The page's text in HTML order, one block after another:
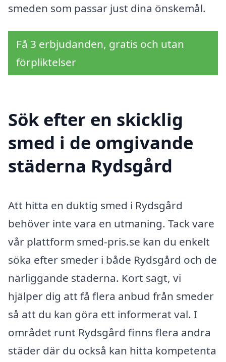
smeden som passar just dina önskemål.
Få 3 erbjudanden, gratis och utan
förpliktelser
Sök efter en skicklig
smed i de omgivande
städerna Rydsgård
Att hitta en duktig smed i Rydsgård
behöver inte vara en utmaning. Tack vare
vår plattform smed-pris.se kan du enkelt
söka efter smeder i både Rydsgård och de
närliggande städerna. Kort sagt, vi
hjälper dig att få flera anbud från smeder
så att du kan göra ett informerat val. I
området runt Rydsgård finns flera andra
städer där du också kan hitta kompetenta